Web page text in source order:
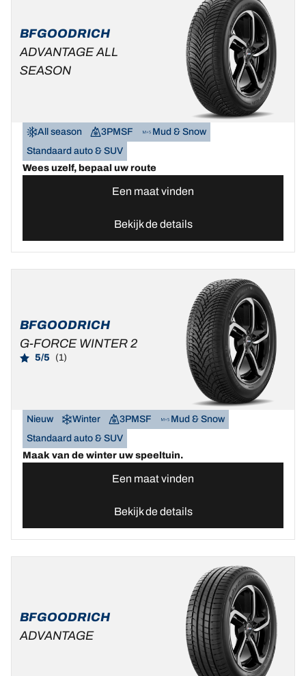
BFGOODRICH
ADVANTAGE ALL
SEASON
All season 3PMSF
Mud & Snow
Standaard auto & SUV
Wees uzelf, bepaal uw route
Een maat vinden
Bekijk de details
BFGOODRICH
G-FORCE WINTER 2
5/5 (1)
Nieuw Winter 3PMSF
Mud & Snow
Standaard auto & SUV
Maak van de winter uw speeltuin.
Een maat vinden
Bekijk de details
BFGOODRICH
ADVANTAGE